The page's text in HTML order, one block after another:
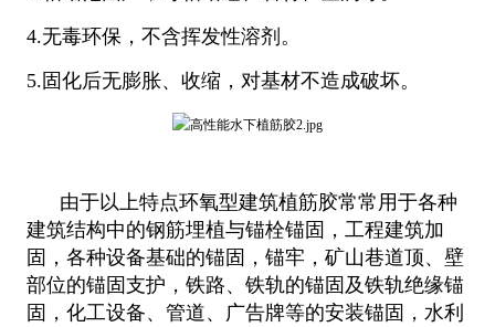
4.无毒环保，不含挥发性溶剂。
5.固化后无膨胀、收缩，对基材不造成破坏。
由于以上特点环氧型建筑植筋胶常常用于各种
建筑结构中的钢筋埋植与锚栓锚固，工程建筑加
固，各种设备基础的锚固，锚牢，矿山巷道顶、壁
部位的锚固支护，铁路、铁轨的锚固及铁轨绝缘锚
固，化工设备、管道、广告牌等的安装锚固，水利